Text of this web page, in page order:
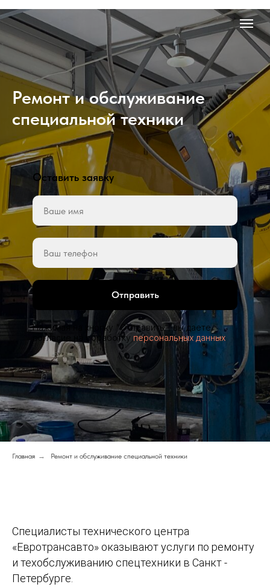
Ремонт и обслуживание
специальной техники
Оставить заявку
Отправить
Нажимая на кнопку "Отправить", вы даете
согласие на обработку персональных данных
Главная → Ремонт и обслуживание специальной техники
Специалисты технического центра
«Евротрансавто» оказывают услуги по ремонту
и техобслуживанию спецтехники в Санкт -
Петербурге.